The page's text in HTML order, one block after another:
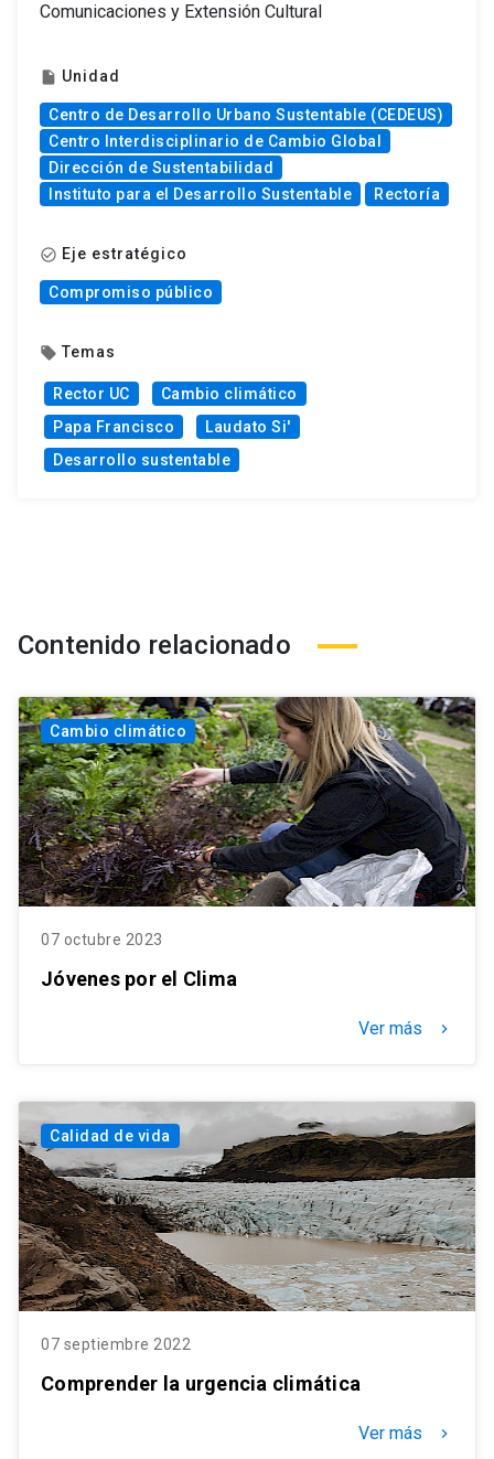
Comunicaciones y Extensión Cultural
insert_drive_file Unidad
Centro de Desarrollo Urbano Sustentable (CEDEUS)
Centro Interdisciplinario de Cambio Global
Dirección de Sustentabilidad
Instituto para el Desarrollo Sustentable
Rectoría
check_circle_outline Eje estratégico
Compromiso público
local_offer Temas
Rector UC
Cambio climático
Papa Francisco
Laudato Si'
Desarrollo sustentable
Contenido relacionado
Cambio climático
07 octubre 2023
Jóvenes por el Clima
Ver más keyboard_arrow_right
Calidad de vida
07 septiembre 2022
Comprender la urgencia climática
Ver más keyboard_arrow_right